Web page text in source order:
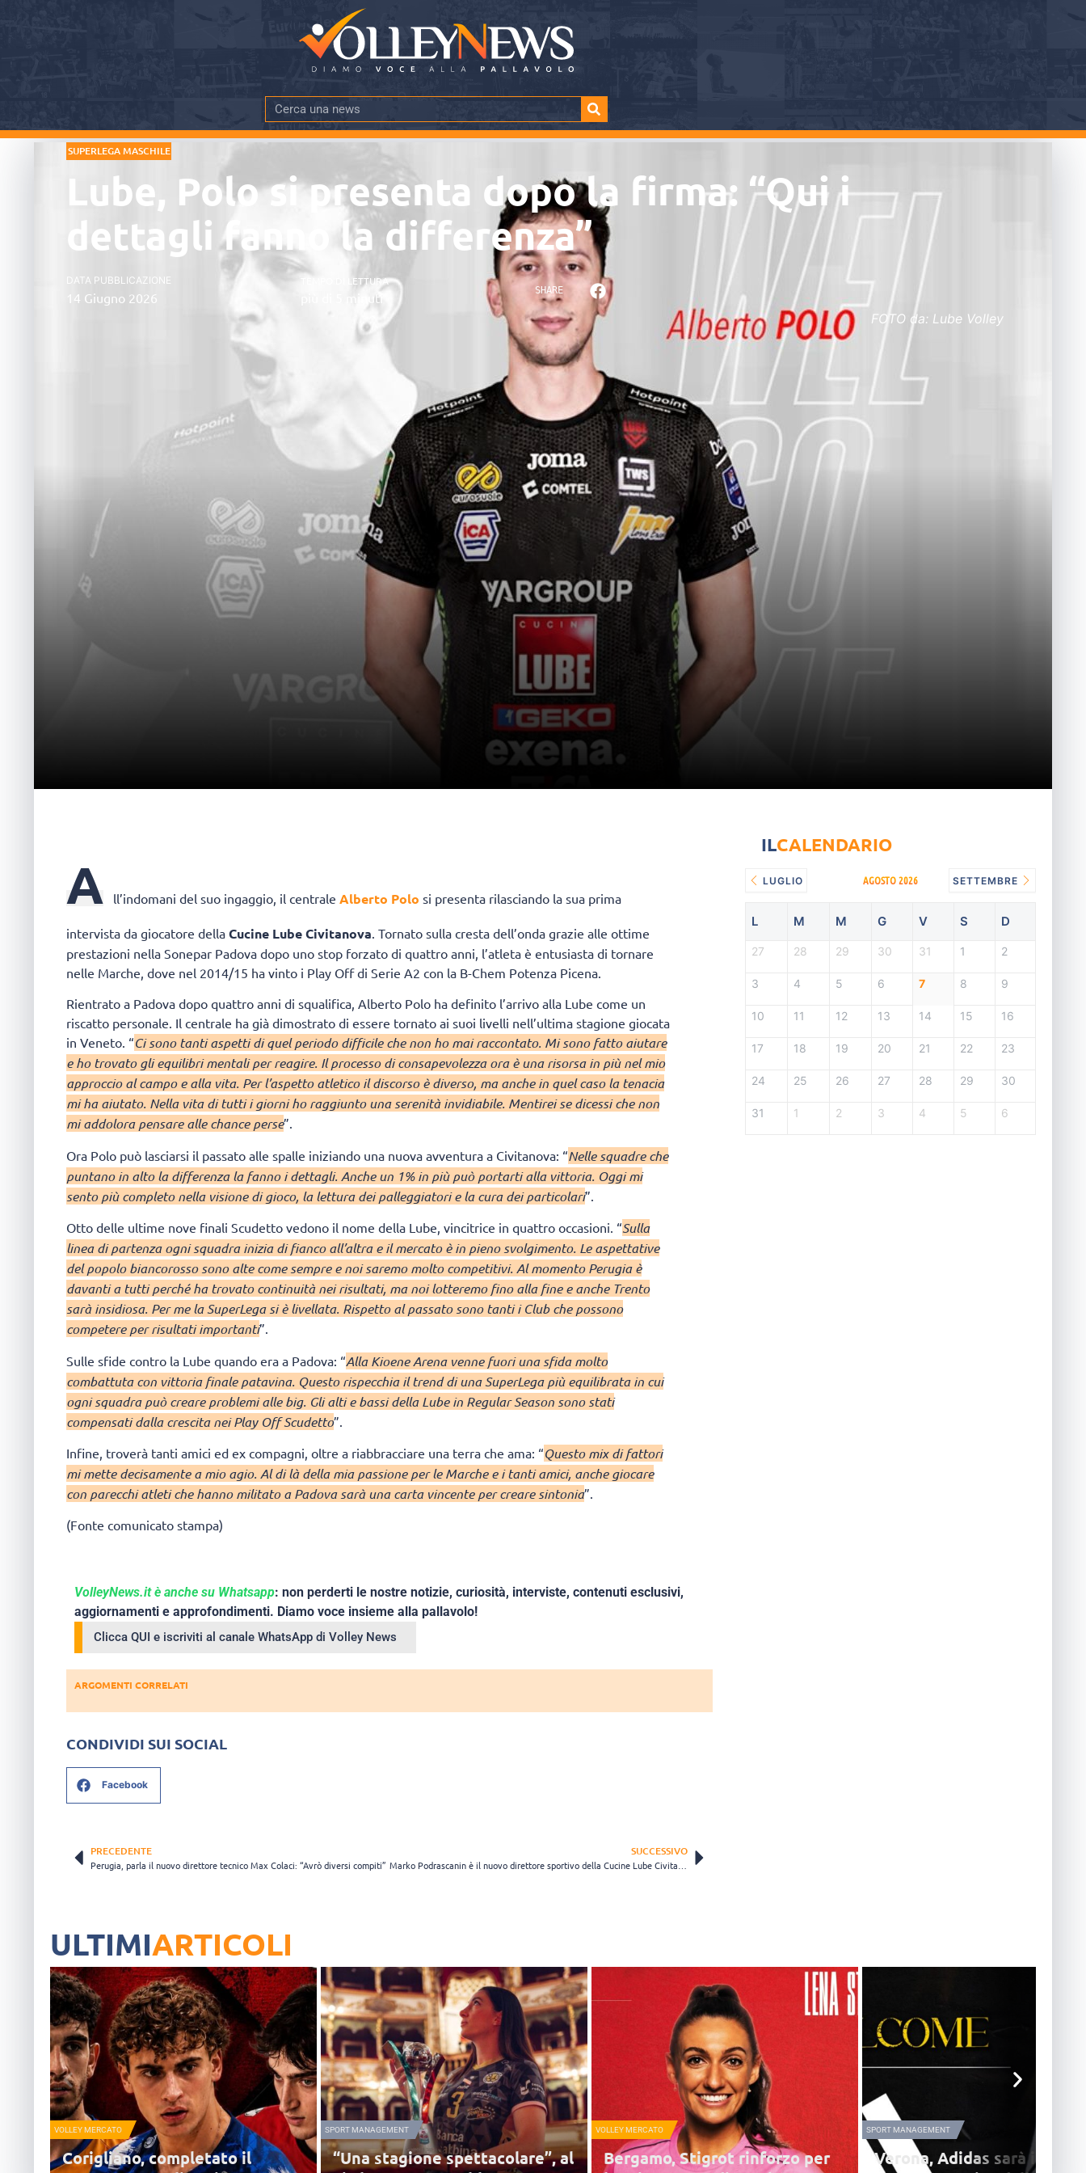
SUPERLEGA MASCHILE
Lube, Polo si presenta dopo la firma: “Qui i
dettagli fanno la differenza”
DATA PUBBLICAZIONE
14 Giugno 2026
TEMPO DI LETTURA
più di 5 minuti SHARE
FOTO da: Lube Volley
A ll’indomani del suo ingaggio, il centrale Alberto Polo si presenta rilasciando la sua prima
intervista da giocatore della Cucine Lube Civitanova . Tornato sulla cresta dell’onda grazie alle ottime
prestazioni nella Sonepar Padova dopo uno stop forzato di quattro anni, l’atleta è entusiasta di tornare
nelle Marche, dove nel 2014/15 ha vinto i Play Off di Serie A2 con la B-Chem Potenza Picena.
Rientrato a Padova dopo quattro anni di squalifica, Alberto Polo ha definito l’arrivo alla Lube come un
riscatto personale. Il centrale ha già dimostrato di essere tornato ai suoi livelli nell’ultima stagione giocata
in Veneto. “Ci sono tanti aspetti di quel periodo difficile che non ho mai raccontato. Mi sono fatto aiutare
e ho trovato gli equilibri mentali per reagire. Il processo di consapevolezza ora è una risorsa in più nel mio
approccio al campo e alla vita. Per l’aspetto atletico il discorso è diverso, ma anche in quel caso la tenacia
mi ha aiutato. Nella vita di tutti i giorni ho raggiunto una serenità invidiabile. Mentirei se dicessi che non
mi addolora pensare alle chance perse”.
Ora Polo può lasciarsi il passato alle spalle iniziando una nuova avventura a Civitanova: “Nelle squadre che
puntano in alto la differenza la fanno i dettagli. Anche un 1% in più può portarti alla vittoria. Oggi mi
sento più completo nella visione di gioco, la lettura dei palleggiatori e la cura dei particolari”.
Otto delle ultime nove finali Scudetto vedono il nome della Lube, vincitrice in quattro occasioni. “Sulla
linea di partenza ogni squadra inizia di fianco all’altra e il mercato è in pieno svolgimento. Le aspettative
del popolo biancorosso sono alte come sempre e noi saremo molto competitivi. Al momento Perugia è
davanti a tutti perché ha trovato continuità nei risultati, ma noi lotteremo fino alla fine e anche Trento
sarà insidiosa. Per me la SuperLega si è livellata. Rispetto al passato sono tanti i Club che possono
competere per risultati importanti”.
Sulle sfide contro la Lube quando era a Padova: “Alla Kioene Arena venne fuori una sfida molto
combattuta con vittoria finale patavina. Questo rispecchia il trend di una SuperLega più equilibrata in cui
ogni squadra può creare problemi alle big. Gli alti e bassi della Lube in Regular Season sono stati
compensati dalla crescita nei Play Off Scudetto”.
Infine, troverà tanti amici ed ex compagni, oltre a riabbracciare una terra che ama: “Questo mix di fattori
mi mette decisamente a mio agio. Al di là della mia passione per le Marche e i tanti amici, anche giocare
con parecchi atleti che hanno militato a Padova sarà una carta vincente per creare sintonia”.
(Fonte comunicato stampa)
VolleyNews.it è anche su Whatsapp: non perderti le nostre notizie, curiosità, interviste, contenuti esclusivi,
aggiornamenti e approfondimenti. Diamo voce insieme alla pallavolo!
Clicca QUI e iscriviti al canale WhatsApp di Volley News
ARGOMENTI CORRELATI
CONDIVIDI SUI SOCIAL
Facebook
PRECEDENTE
Perugia, parla il nuovo direttore tecnico Max Colaci: “Avrò diversi compiti”
SUCCESSIVO
ILCALENDARIO
LUGLIO AGOSTO 2026 SETTEMBRE
L M M G V S D
27 28 29 30 31 1 2
3 4 5 6 7 8 9
10 11 12 13 14 15 16
17 18 19 20 21 22 23
24 25 26 27 28 29 30
31 1 2 3 4 5 6
ULTIMIARTICOLI
VOLLEY MERCATO
Corigliano, completato il
SPORT MANAGEMENT
“Una stagione spettacolare”, al
VOLLEY MERCATO
Bergamo, Stigrot rinforzo per
SPORT MANAGEMENT
Verona, Adidas sarà il